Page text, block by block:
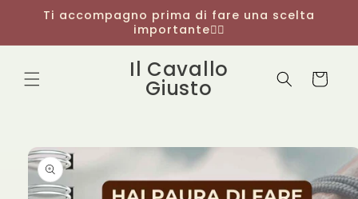
direttamente
Ti accompagno prima di fare una scelta
importante👇🏻
Il Cavallo
Giusto Carrello
informazioni
prodotto